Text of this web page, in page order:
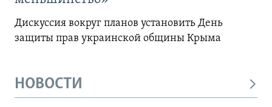
Дискуссия вокруг планов установить День
защиты прав украинской общины Крыма
НОВОСТИ